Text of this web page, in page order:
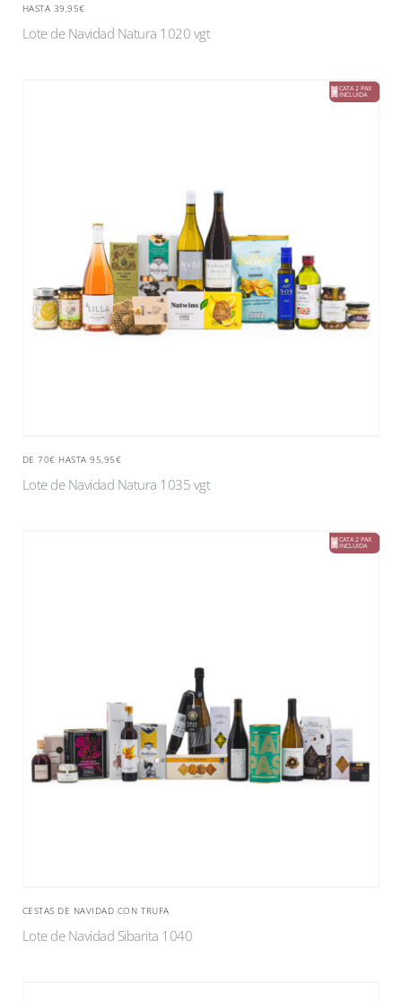
HASTA 39,95€
Lote de Navidad Natura 1020 vgt
DE 70€ HASTA 95,95€
Lote de Navidad Natura 1035 vgt
CESTAS DE NAVIDAD CON TRUFA
Lote de Navidad Sibarita 1040